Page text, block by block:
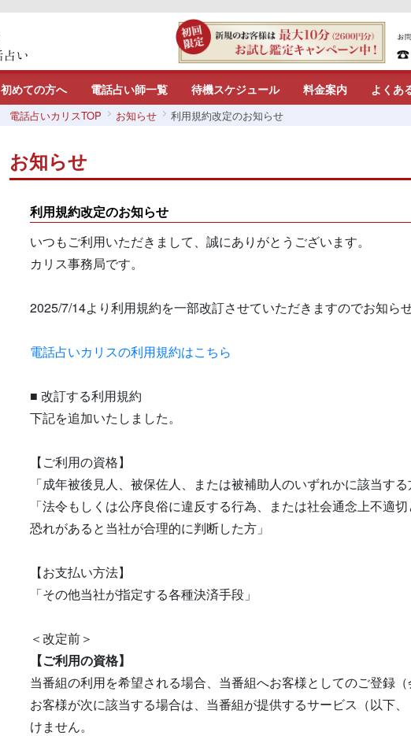
初めての方へ 電話占い師一覧 待機スケジュール 料金案内 よくあ
電話占いカリスTOP お知らせ 利用規約改定のお知らせ
お知らせ
利用規約改定のお知らせ
いつもご利用いただきまして、誠にありがとうございます。
カリス事務局です。
2025/7/14より利用規約を一部改訂させていただきますのでお知らせ
電話占いカリスの利用規約はこちら
■ 改訂する利用規約
下記を追加いたしました。
【ご利用の資格】
「成年被後見人、被保佐人、または被補助人のいずれかに該当する
「法令もしくは公序良俗に違反する行為、または社会通念上不適
恐れがあると当社が合理的に判断した方」
【お支払い方法】
「その他当社が指定する各種決済手段」
＜改定前＞
【ご利用の資格】
当番組の利用を希望される場合、当番組へお客様としてのご登録（
お客様が次に該当する場合は、当番組が提供するサービス（以下
けません。